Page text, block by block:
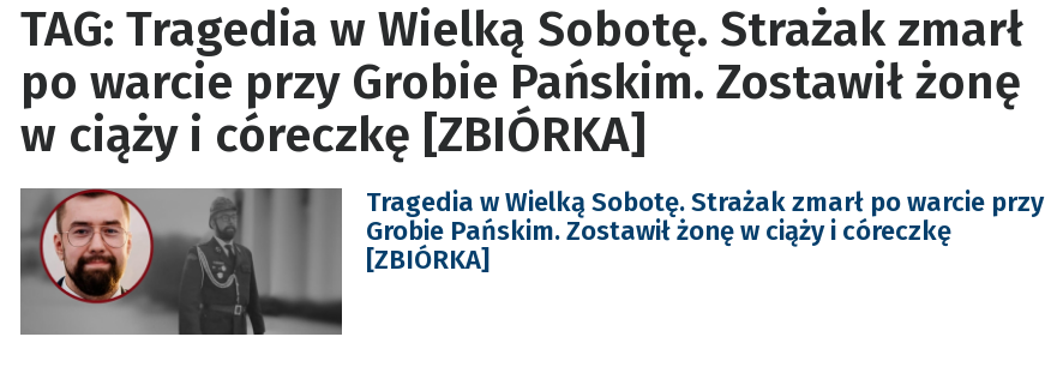
TAG: Tragedia w Wielką Sobotę. Strażak zmarł
po warcie przy Grobie Pańskim. Zostawił żonę
w ciąży i córeczkę [ZBIÓRKA]
Tragedia w Wielką Sobotę. Strażak zmarł po warcie przy
Grobie Pańskim. Zostawił żonę w ciąży i córeczkę
[ZBIÓRKA]